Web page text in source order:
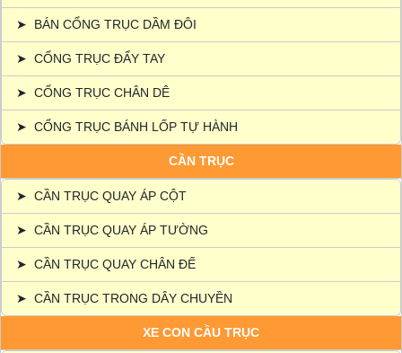
➤ BÁN CỔNG TRỤC DẦM ĐÔI
➤ CỔNG TRỤC ĐẨY TAY
➤ CỔNG TRỤC CHÂN DÊ
➤ CỔNG TRỤC BÁNH LỐP TỰ HÀNH
CẦN TRỤC
➤ CẦN TRỤC QUAY ÁP CỘT
➤ CẦN TRỤC QUAY ÁP TƯỜNG
➤ CẦN TRỤC QUAY CHÂN ĐẾ
➤ CẦN TRỤC TRONG DÂY CHUYỀN
XE CON CẦU TRỤC